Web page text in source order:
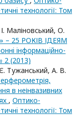
технологiї: Том
Маліновський, О.
– 25 РОКІВ ІДЕЯМ
iнформацiйно-
2 (2013)
Тужанський, А. В.
в неінвазивних
, Оптико-
технологiї: Том